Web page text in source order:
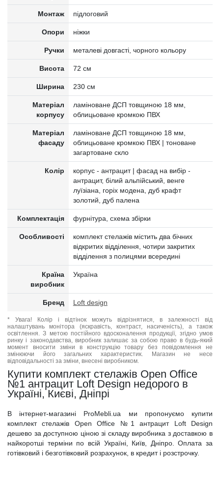
Монтаж підлоговий
Опори ніжки
Ручки металеві довгасті, чорного кольору
Висота 72 см
Ширина 230 см
Матеріал
корпусу
ламіноване ДСП товщиною 18 мм,
облицьоване кромкою ПВХ
Матеріал
фасаду
ламіноване ДСП товщиною 18 мм,
облицьоване кромкою ПВХ | тоноване
загартоване скло
Колір
корпус - антрацит | фасад на вибір -
антрацит, білий альпійський, венге
луїзіана, горіх модена, дуб крафт
золотий, дуб палена
Комплектація фурнітура, схема збірки
Особливості
комплект стелажів містить два бічних
відкритих відділення, чотири закритих
відділення з полицями всередині
Країна
виробник
Україна
Бренд Loft design
* Увага! Колір і відтінок можуть відрізнятися, в залежності від
налаштувань монітора (яскравість, контраст, насиченість), а також
освітлення. З метою постійного вдосконалення продукції, згідно умов
ринку і законодавства, виробник залишає за собою право в будь-який
момент вносити зміни в конструкцію товару без повідомлення не
змінюючи його загальних характеристик. Магазин не несе
відповідальності за зміни, внесені виробником.
Купити комплект стелажів Open Office
№1 антрацит Loft Design недорого в
Україні, Києві, Дніпрі
В інтернет-магазині ProMebli.ua ми пропонуємо купити
комплект стелажів Open Office №1 антрацит Loft Design
дешево за доступною ціною зі складу виробника з доставкою в
найкоротші терміни по всій Україні, Київ, Дніпро. Оплата за
готівковий і безготівковий розрахунок, в кредит і розстрочку.